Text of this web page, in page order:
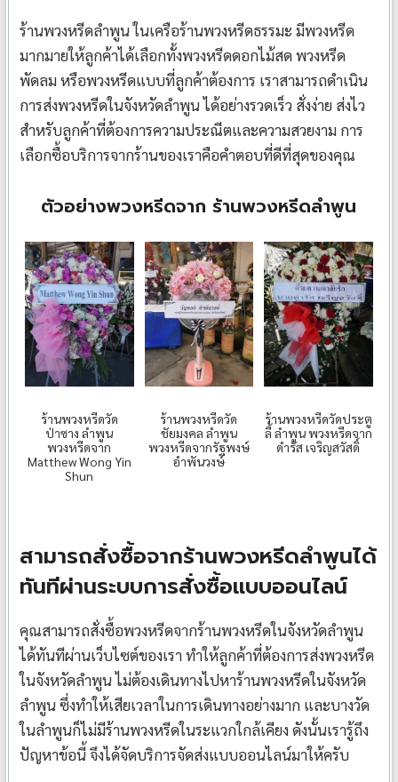
ร้านพวงหรีดลำพูน ในเครือร้านพวงหรีดธรรมะ มีพวงหรีด
มากมายให้ลูกค้าได้เลือกทั้งพวงหรีดดอกไม้สด พวงหรีด
พัดลม หรือพวงหรีดแบบที่ลูกค้าต้องการ เราสามารถดำเนิน
การส่งพวงหรีดในจังหวัดลำพูน ได้อย่างรวดเร็ว สั่งง่าย ส่งไว
สำหรับลูกค้าที่ต้องการความประณีตและความสวยงาม การ
เลือกซื้อบริการจากร้านของเราคือคำตอบที่ดีที่สุดของคุณ
ตัวอย่างพวงหรีดจาก ร้านพวงหรีดลำพูน
ร้านพวงหรีดวัด
ป่าซาง ลำพูน
พวงหรีดจาก
Matthew Wong Yin
Shun
ร้านพวงหรีดวัด
ชัยมงคล ลำพูน
พวงหรีดจากรัฐพงษ์
อำพันวงษ์
ร้านพวงหรีดวัดประตู
ลี้ ลำพูน พวงหรีดจาก
ดำรัส เจริญสวัสดิ์
สามารถสั่งซื้อจากร้านพวงหรีดลำพูนได้
ทันทีผ่านระบบการสั่งซื้อแบบออนไลน์
คุณสามารถสั่งซื้อพวงหรีดจากร้านพวงหรีดในจังหวัดลำพูน
ได้ทันทีผ่านเว็บไซต์ของเรา ทำให้ลูกค้าที่ต้องการส่งพวงหรีด
ในจังหวัดลำพูน ไม่ต้องเดินทางไปหาร้านพวงหรีดในจังหวัด
ลำพูน ซึ่งทำให้เสียเวลาในการเดินทางอย่างมาก และบางวัด
ในลำพูนก็ไม่มีร้านพวงหรีดในระแวกใกล้เคียง ดังนั้นเรารู้ถึง
ปัญหาข้อนี้ จึงได้จัดบริการจัดส่งแบบออนไลน์มาให้ครับ